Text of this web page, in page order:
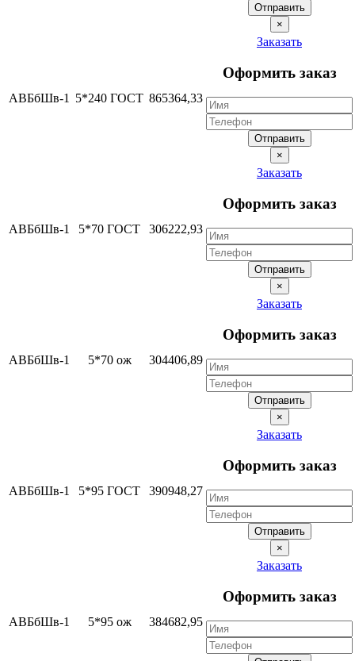
Отправить
×
АВБбШв-1 5*240 ГОСТ 865364,33
Заказать
Оформить заказ
Отправить
×
АВБбШв-1 5*70 ГОСТ 306222,93
Заказать
Оформить заказ
Отправить
×
АВБбШв-1 5*70 ож 304406,89
Заказать
Оформить заказ
Отправить
×
АВБбШв-1 5*95 ГОСТ 390948,27
Заказать
Оформить заказ
Отправить
×
АВБбШв-1 5*95 ож 384682,95
Заказать
Оформить заказ